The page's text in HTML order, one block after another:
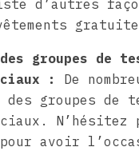
d’autres
groupes de
:
De
des groupes de
N’hésitez
avoir